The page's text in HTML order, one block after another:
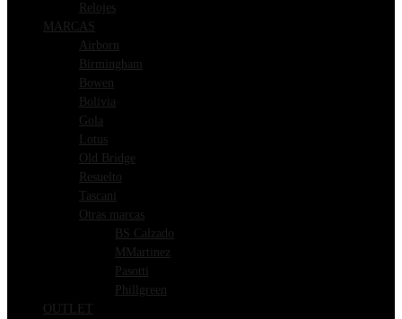
Relojes
MARCAS
Airborn
Birmingham
Bowen
Bolivia
Gola
Lotus
Old Bridge
Resuelto
Tascani
Otras marcas
BS Calzado
MMartinez
Pasotti
Phillgreen
OUTLET